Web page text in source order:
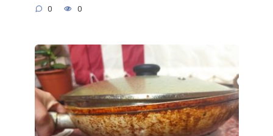
0 0